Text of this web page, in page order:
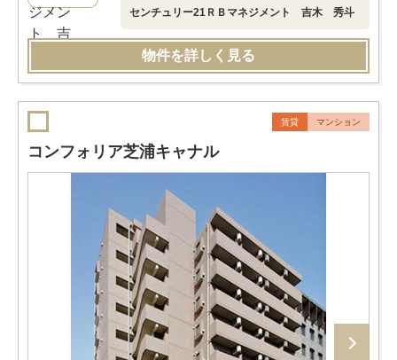
センチュリー21ＲＢマネジメント 吉木 秀斗
物件を詳しく見る
賃貸 マンション
コンフォリア芝浦キャナル